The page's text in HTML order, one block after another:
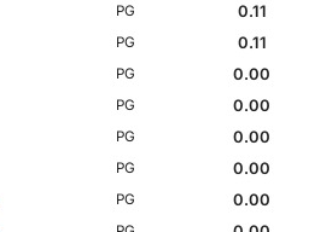
PG
0.11
PG
0.11
PG
0.00
PG
0.00
PG
0.00
PG
0.00
PG
0.00